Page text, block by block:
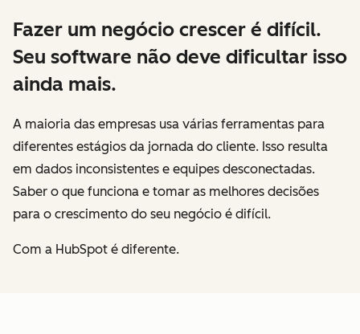
Fazer um negócio crescer é difícil.
Seu software não deve dificultar isso
ainda mais.
A maioria das empresas usa várias ferramentas para
diferentes estágios da jornada do cliente. Isso resulta
em dados inconsistentes e equipes desconectadas.
Saber o que funciona e tomar as melhores decisões
para o crescimento do seu negócio é difícil.
Com a HubSpot é diferente.